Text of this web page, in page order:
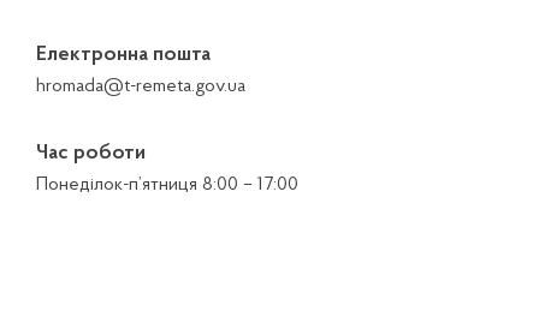
Електронна пошта
hromada@t-remeta.gov.ua
Час роботи
Понеділок-п’ятниця 8:00 – 17:00